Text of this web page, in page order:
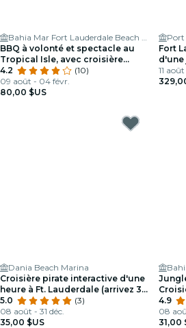
Bahia Mar Fort Lauderdale Beach - a DoubleTree by Hilton Hotel
BBQ à volonté et spectacle au
Tropical Isle, avec croisière
touristique
4.2
(10)
09 août - 04 févr.
80,00 $US
Port
Fort
d'une
Island
11
Dania Beach Marina
Croisière pirate interactive d'une
heure à Ft. Lauderdale (arrivez 30
minutes en avance)
5.0
(3)
08 août - 31 déc.
35,00 $US
90
4.9
08
31,00